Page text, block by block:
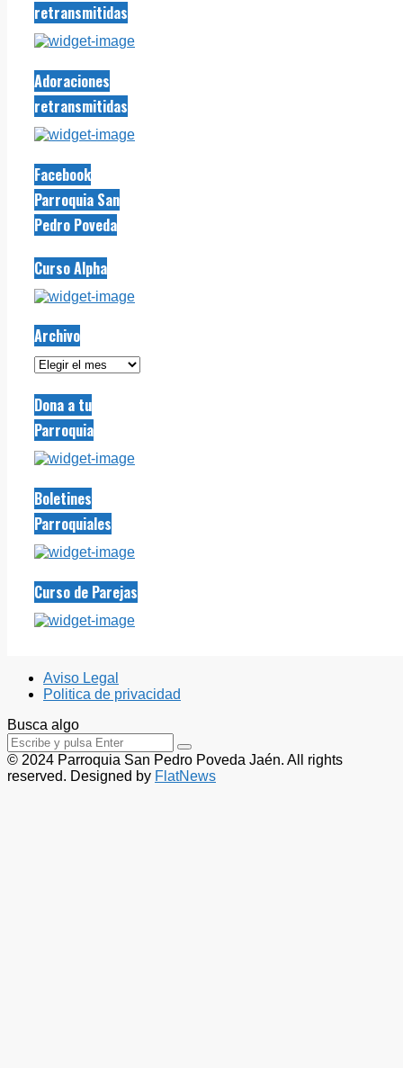
retransmitidas
Adoraciones
retransmitidas
Facebook
Parroquia San
Pedro Poveda
Curso Alpha
Archivo
Archivo
Dona a tu
Parroquia
Boletines
Parroquiales
Curso de Parejas
Aviso Legal
Politica de privacidad
Busca algo
© 2024 Parroquia San Pedro Poveda Jaén. All rights
reserved. Designed by FlatNews